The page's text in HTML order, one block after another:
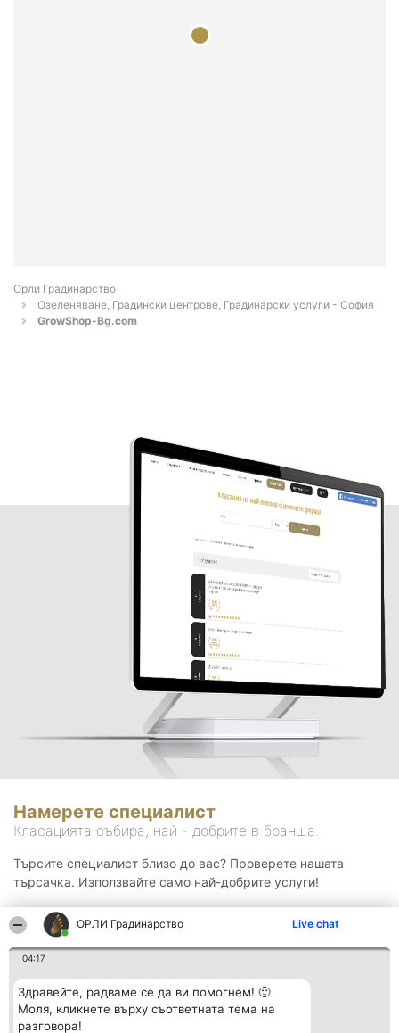
ОРЛИ Градинарство Live chat
04:17
Здравейте, радваме се да ви помогнем! 🙂
Моля, кликнете върху съответната тема на
разговора!
Орли Градинарство
Озеленяване, Градински центрове, Градинарски услуги - София
GrowShop-Bg.com
Намерете специалист
Класацията събира, най - добрите в бранша.
Търсите специалист близо до вас? Проверете нашата
търсачка. Използвайте само най-добрите услуги!